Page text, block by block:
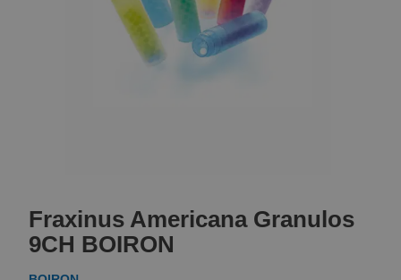
the
beginning
of
the
Fraxinus Americana Granulos
9CH BOIRON